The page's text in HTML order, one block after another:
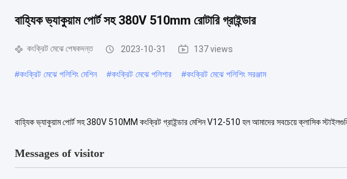
বাহ্যিক ভ্যাকুয়াম পোর্ট সহ 380V 510mm রোটারি গ্রাইন্ডার
কংক্রিট মেঝে পেষকদন্ত 2023-10-31 137 views
#কংক্রিট মেঝে পলিশিং মেশিন #কংক্রিট মেঝে পলিশার #কংক্রিট মেঝে পলিশিং সরঞ্জাম
বাহ্যিক ভ্যাকুয়াম পোর্ট সহ 380V 510MM কংক্রিট গ্রাইন্ডার মেশিন V12-510 হল আমাদের সবচেয়ে ক্লাসিক
Messages of visitor